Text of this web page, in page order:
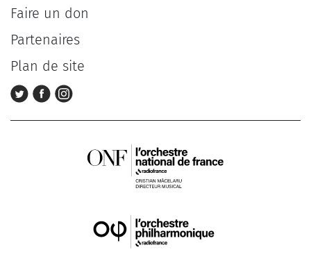
Faire un don
Partenaires
Plan de site